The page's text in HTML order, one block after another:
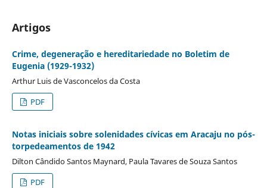
Artigos
Crime, degeneração e hereditariedade no Boletim de
Eugenia (1929-1932)
Arthur Luis de Vasconcelos da Costa
PDF
Notas iniciais sobre solenidades cívicas em Aracaju no pós-
torpedeamentos de 1942
Dilton Cândido Santos Maynard, Paula Tavares de Souza Santos
PDF